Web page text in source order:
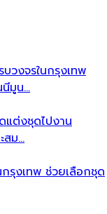
วงจรในกรุงเทพ
มูน…
แต่งชุดไปงาน
สม…
กรุงเทพ ช่วยเลือกชุด